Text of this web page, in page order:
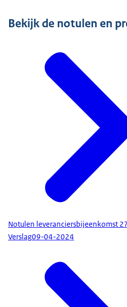
Bekijk de notulen en
Notulen leveranciersbijeenkomst
Verslag09-04-2024